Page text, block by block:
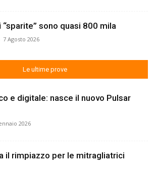
“sparite” sono quasi 800 mila
7 Agosto 2026
Le ultime prove
e digitale: nasce il nuovo Pulsar
2026
il rimpiazzo per le mitragliatrici